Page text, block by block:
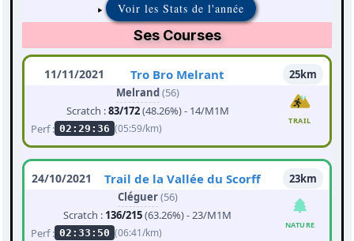
Voir les Stats de l'année
Ses Courses
11/11/2021 Tro Bro Melrant
25km
Melrand(56)
Scratch :83/172(48.26%) - 14/M1M
Perf : 02:29:36 (05:59/km)
TRAIL
24/10/2021 Trail de la Vallée du Scorff
23km
Cléguer(56)
Scratch : 136/215(63.26%) - 23/M1M
Perf : 02:33:50 (06:41/km)
NATURE